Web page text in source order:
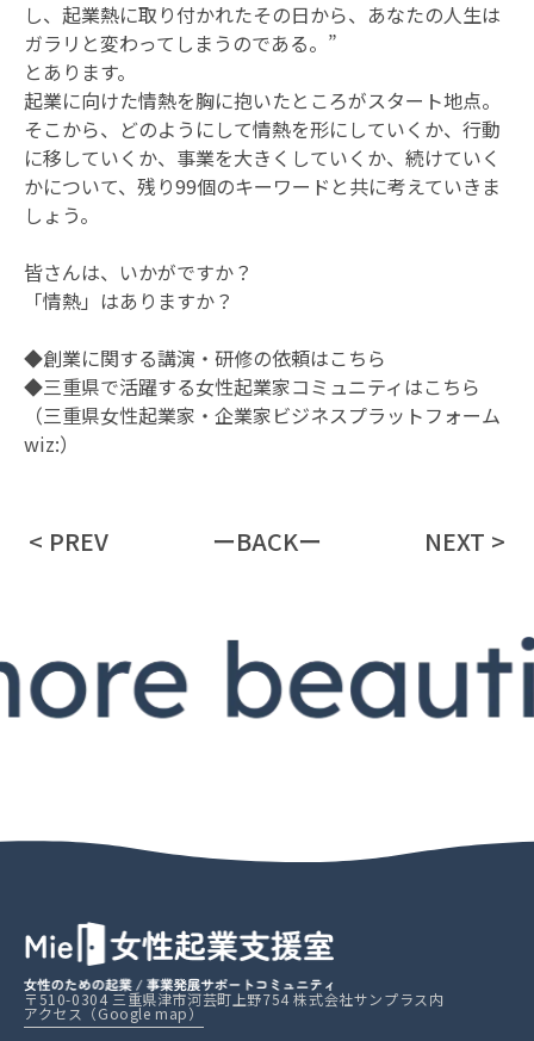
し、起業熱に取り付かれたその日から、あなたの人生は
ガラリと変わってしまうのである。”
とあります。
起業に向けた情熱を胸に抱いたところがスタート地点。
そこから、どのようにして情熱を形にしていくか、行動
に移していくか、事業を大きくしていくか、続けていく
かについて、残り99個のキーワードと共に考えていきま
しょう。
皆さんは、いかがですか？
「情熱」はありますか？
◆創業に関する講演・研修の依頼はこちら
◆三重県で活躍する女性起業家コミュニティはこちら
（三重県女性起業家・企業家ビジネスプラットフォーム
wiz:）
< PREV ーBACKー NEXT >
〒510-0304 三重県津市河芸町上野754 株式会社サンプラス内
アクセス（Google map）